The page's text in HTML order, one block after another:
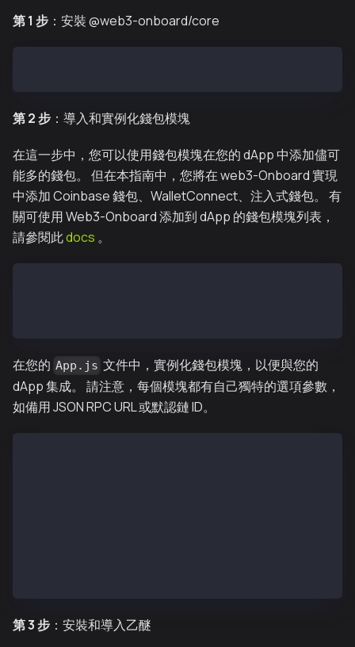
第 1 步 ：安裝 @web3-onboard/core
第 2 步 ：導入和實例化錢包模塊
在這一步中，您可以使用錢包模塊在您的 dApp 中添加儘可
能多的錢包。 但在本指南中，您將在 web3-Onboard 實現
中添加 Coinbase 錢包、WalletConnect、注入式錢包。 有
關可使用 Web3-Onboard 添加到 dApp 的錢包模塊列表，
請參閱此docs 。
在您的 App.js 文件中，實例化錢包模塊，以便與您的
dApp 集成。 請注意，每個模塊都有自己獨特的選項參數，
如備用 JSON RPC URL 或默認鏈 ID。
第 3 步 ：安裝和導入乙醚